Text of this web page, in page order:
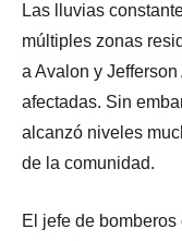
Las lluvias
múltiples zonas
a Avalon y
afectadas. Sin
alcanzó niveles
de la comunidad.
El jefe de